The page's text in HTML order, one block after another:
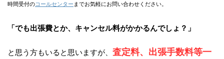
時間受付のコールセンター までお気軽にお問い合わせください。
「でも出張費とか、キャンセル料がかかるんでしょ？」
と思う方もいると思いますが、 査定料、出張手数料等一